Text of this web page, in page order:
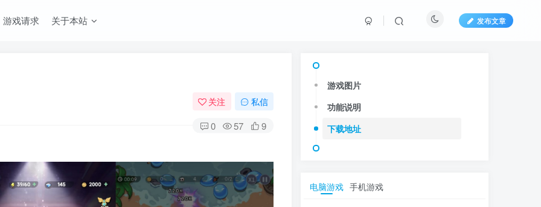
游戏请求 关于本站 发布文章
关注 私信
0 57 9
游戏图片
功能说明
下载地址
电脑游戏 手机游戏